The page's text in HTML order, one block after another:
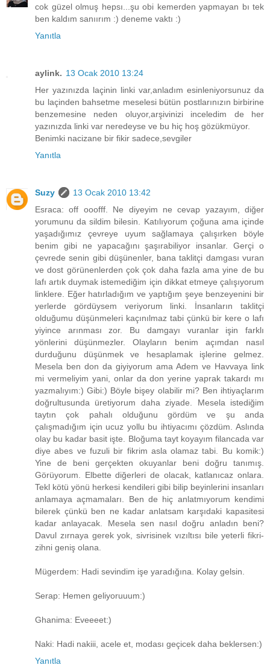
cok güzel olmuş hepsı...şu obi kemerden yapmayan bı tek
ben kaldım sanıırım :) deneme vaktı :)
Yanıtla
aylink. 13 Ocak 2010 13:24
Her yazınızda laçinin linki var,anladım esinleniyorsunuz da
bu laçinden bahsetme meselesi bütün postlarınızın birbirine
benzemesine neden oluyor,arşivinizi inceledim de her
yazınızda linki var neredeyse ve bu hiç hoş gözükmüyor.
Benimki nacizane bir fikir sadece,sevgiler
Yanıtla
Suzy
13 Ocak 2010 13:42
Esraca: off ooofff. Ne diyeyim ne cevap yazayım, diğer
yorumunu da sildim bilesin. Katılıyorum çoğuna ama içinde
yaşadığımız çevreye uyum sağlamaya çalışırken böyle
benim gibi ne yapacağını şaşırabiliyor insanlar. Gerçi o
çevrede senin gibi düşünenler, bana taklitçi damgası vuran
ve dost görünenlerden çok çok daha fazla ama yine de bu
lafı artık duymak istemediğim için dikkat etmeye çalışıyorum
linklere. Eğer hatırladığım ve yaptığım şeye benzeyenini bir
yerlerde gördüysem veriyorum linki. İnsanların taklitçi
olduğumu düşünmeleri kaçınılmaz tabi çünkü bir kere o lafı
yiyince arınması zor. Bu damgayı vuranlar işin farklı
yönlerini düşünmezler. Olayların benim açımdan nasıl
durduğunu düşünmek ve hesaplamak işlerine gelmez.
Mesela ben don da giyiyorum ama Adem ve Havvaya link
mi vermeliyim yani, onlar da don yerine yaprak takardı mı
yazmalıyım:) Gibi:) Böyle bişey olabilir mi? Ben ihtiyaçlarım
doğrultusunda üretiyorum daha ziyade. Mesela istediğim
taytın çok pahalı olduğunu gördüm ve şu anda
çalışmadığım için ucuz yollu bu ihtiyacımı çözdüm. Aslında
olay bu kadar basit işte. Bloğuma tayt koyayım filancada var
diye abes ve fuzuli bir fikrim asla olamaz tabi. Bu komik:)
Yine de beni gerçekten okuyanlar beni doğru tanımış.
Görüyorum. Elbette diğerleri de olacak, katlanıcaz onlara.
Tekl kötü yönü herkesi kendileri gibi bilip beyinlerini insanları
anlamaya açmamaları. Ben de hiç anlatmıyorum kendimi
bilerek çünkü ben ne kadar anlatsam karşıdaki kapasitesi
kadar anlayacak. Mesela sen nasıl doğru anladın beni?
Davul zırnaya gerek yok, sivrisinek vızıltısı bile yeterli fikri-
zihni geniş olana.
Mügerdem: Hadi sevindim işe yaradığına. Kolay gelsin.
Serap: Hemen geliyoruuum:)
Ghanima: Eveeeet:)
Naki: Hadi nakiii, acele et, modası geçicek daha beklersen:)
Yanıtla